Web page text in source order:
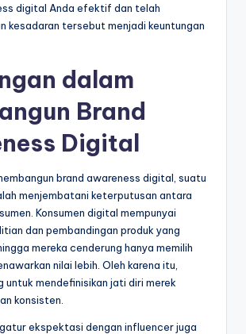
digital Anda efektif dan telah
kesadaran tersebut menjadi keuntungan
dalam
Brand
Digital
brand awareness digital, suatu
menjembatani keterputusan antara
Konsumen digital mempunyai
dan pembandingan produk yang
mereka cenderung hanya memilih
nilai lebih. Oleh karena itu,
untuk mendefinisikan jati diri merek
konsisten.
ekspektasi dengan influencer juga